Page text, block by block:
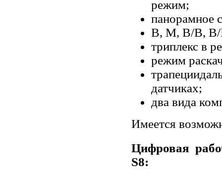
режим;
панорамное
В, М, В/В, В/
триплекс в
режим
датчиках;
два вида
Имеется
Цифровая
S8: